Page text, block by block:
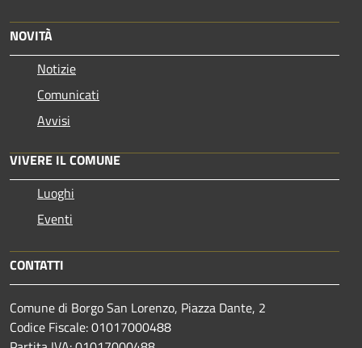
NOVITÀ
Notizie
Comunicati
Avvisi
VIVERE IL COMUNE
Luoghi
Eventi
CONTATTI
Comune di Borgo San Lorenzo, Piazza Dante, 2
Codice Fiscale: 01017000488